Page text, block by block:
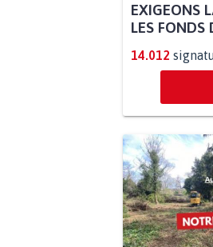
EXIGEONS
LES FONDS
14.012